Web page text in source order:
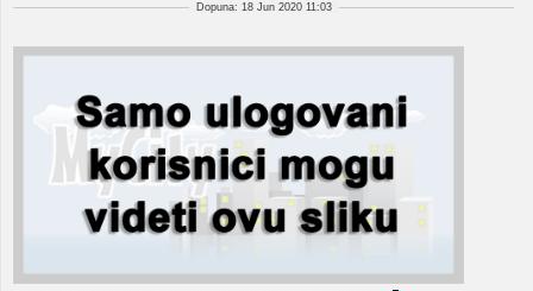
Dopuna: 18 Jun 2020 11:03